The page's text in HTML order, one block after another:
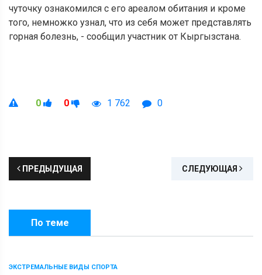
чуточку ознакомился с его ареалом обитания и кроме
того, немножко узнал, что из себя может представлять
горная болезнь, - сообщил участник от Кыргызстана.
0 0 1 762 0
ПРЕДЫДУЩАЯ СЛЕДУЮЩАЯ
По теме
ЭКСТРЕМАЛЬНЫЕ ВИДЫ СПОРТА